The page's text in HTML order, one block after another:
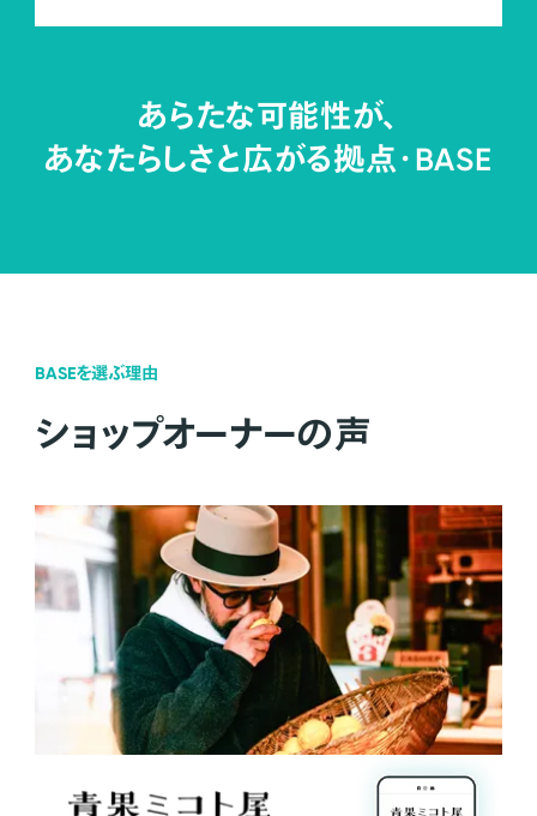
あらたな可能性が、
あなたらしさと広がる拠点・BASE
BASEを選ぶ理由
ショップオーナーの声